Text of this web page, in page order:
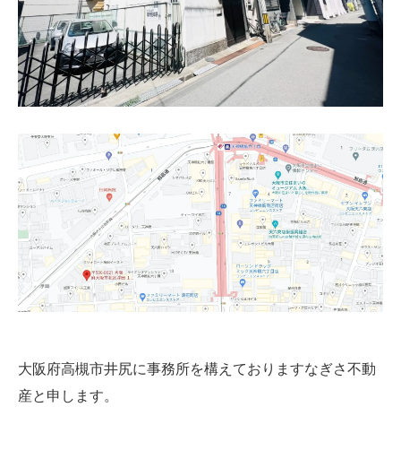
大阪府高槻市井尻に事務所を構えておりますなぎさ不動
産と申します。